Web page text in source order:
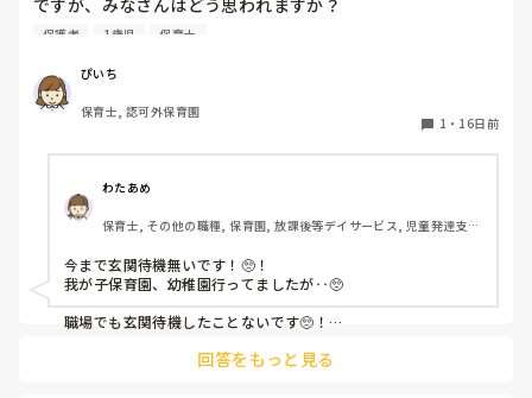
ですが、みなさんはどう思われますか？
不安になるような…
保護者 1歳児 保育士
ぴいち
保育士, 認可外保育園
1 ・ 16日前
わたあめ
保育士, その他の職種, 保育園, 放課後等デイサービス, 児童発達支援
今まで玄関待機無いです！🥺！
我が子保育園、幼稚園行ってましたが‥🥺
職場でも玄関待機したことないです🥺！
デイサービスのお迎え仕事で保育園、幼稚園送迎に行ってた時
回答をもっと見る